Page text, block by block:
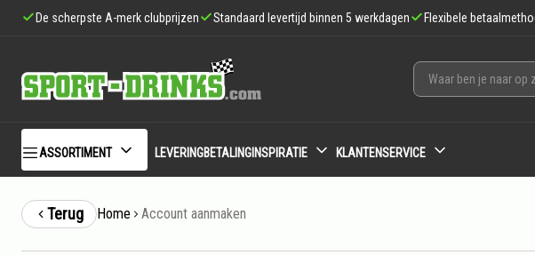
De scherpste A-merk clubprijzen Standaard levertijd binnen 5 werkdagen Flexibele
ASSORTIMENT LEVERINGBETALING INSPIRATIE KLANTENSERVICE
Terug Home Account aanmaken